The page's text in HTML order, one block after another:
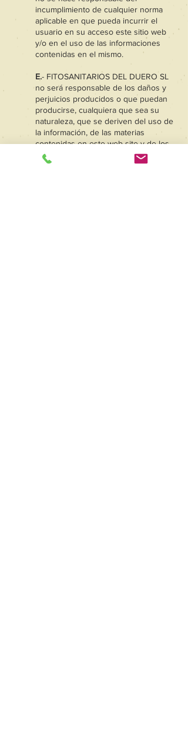
incumplimiento de cualquier norma
aplicable en que pueda incurrir el
usuario en su acceso este sitio web
y/o en el uso de las informaciones
contenidas en el mismo.
E.- FITOSANITARIOS DEL DUERO SL
no será responsable de los daños y
perjuicios producidos o que puedan
producirse, cualquiera que sea su
naturaleza, que se deriven del uso de
la información, de las materias
contenidas en este web site y de los
programas que incorpora. Los enlaces
(links) e hipertexto que posibiliten, a